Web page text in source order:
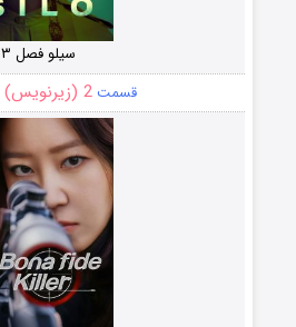
سیلو فصل ۳
قسمت2 (زیرنویس)